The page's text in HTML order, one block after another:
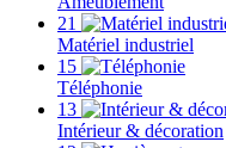
21
Matériel industriel
15
Téléphonie
13
Intérieur & décoration